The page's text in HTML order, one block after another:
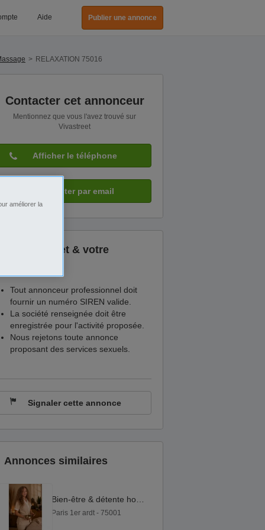
Aide Publier une annonce
RELAXATION 75016
Contacter cet annonceur
Mentionnez que vous l'avez trouvé sur
Vivastreet
Afficher le téléphone
Contacter par email
Vivastreet & votre
Tout annonceur professionnel doit
fournir un numéro SIREN valide.
La société renseignée doit être
enregistrée pour l'activité proposée.
Nous rejetons toute annonce
proposant des services sexuels.
Signaler cette annonce
Annonces similaires
Paris 1er ardt - 75001
améliorer la